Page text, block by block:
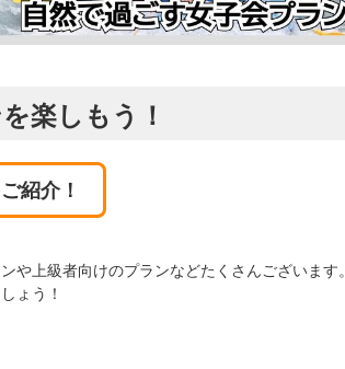
楽しもう！
紹介！
上級者向けのプランなどたくさんございます。
ょう！